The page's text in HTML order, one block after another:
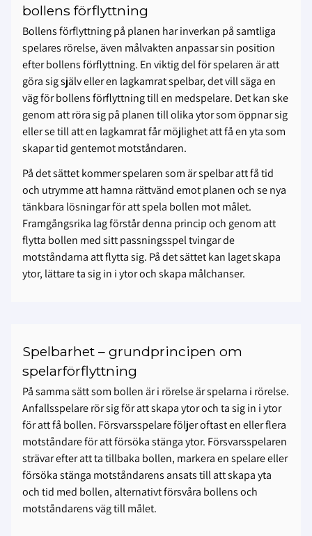
bollens förflyttning
Bollens förflyttning på planen har inverkan på samtliga
spelares rörelse, även målvakten anpassar sin position
efter bollens förflyttning. En viktig del för spelaren är att
göra sig själv eller en lagkamrat spelbar, det vill säga en
väg för bollens förflyttning till en medspelare. Det kan ske
genom att röra sig på planen till olika ytor som öppnar sig
eller se till att en lagkamrat får möjlighet att få en yta som
skapar tid gentemot motståndaren.
På det sättet kommer spelaren som är spelbar att få tid
och utrymme att hamna rättvänd emot planen och se nya
tänkbara lösningar för att spela bollen mot målet.
Framgångsrika lag förstår denna princip och genom att
flytta bollen med sitt passningsspel tvingar de
motståndarna att flytta sig. På det sättet kan laget skapa
ytor, lättare ta sig in i ytor och skapa målchanser.
Spelbarhet – grundprincipen om
spelarförflyttning
På samma sätt som bollen är i rörelse är spelarna i rörelse.
Anfallsspelare rör sig för att skapa ytor och ta sig in i ytor
för att få bollen. Försvarsspelare följer oftast en eller flera
motståndare för att försöka stänga ytor. Försvarsspelaren
strävar efter att ta tillbaka bollen, markera en spelare eller
försöka stänga motståndarens ansats till att skapa yta
och tid med bollen, alternativt försvåra bollens och
motståndarens väg till målet.